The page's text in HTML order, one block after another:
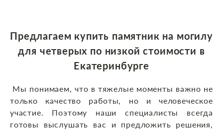
Предлагаем купить памятник на могилу
для четверых по низкой стоимости в
Екатеринбурге
Мы понимаем, что в тяжелые моменты важно не
только качество работы, но и человеческое
участие. Поэтому наши специалисты всегда
готовы выслушать вас и предложить решения,